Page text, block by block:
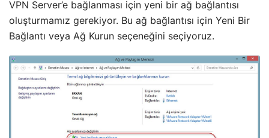
VPN Server’e bağlanması için yeni bir ağ bağlantısı
oluşturmamız gerekiyor. Bu ağ bağlantısı için Yeni Bir
Bağlantı veya Ağ Kurun seçeneğini seçiyoruz.